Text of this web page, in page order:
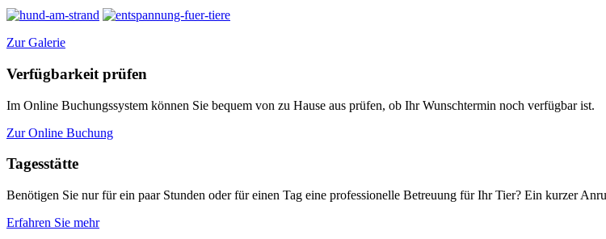
Zur Galerie
Verfügbarkeit prüfen
Im Online Buchungssystem können Sie bequem von zu Hause aus prüfen, ob Ihr Wunschtermin noch verfügbar ist.
Zur Online Buchung
Tagesstätte
Benötigen Sie nur für ein paar Stunden oder für einen Tag eine professionelle Betreuung für Ihr Tier? Ein kurzer
Erfahren Sie mehr